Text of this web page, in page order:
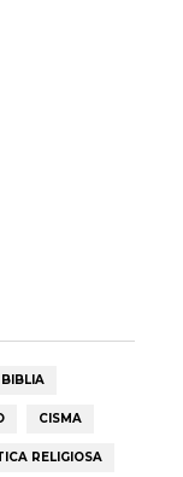
BIBLIA
CISMA
RELIGIOSA